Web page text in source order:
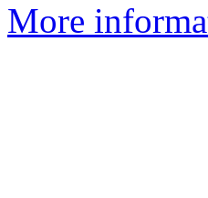
More